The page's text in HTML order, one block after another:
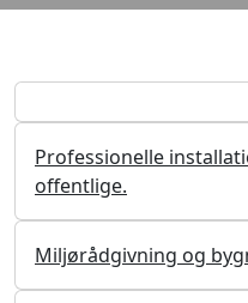
Professionelle
offentlige.
Miljørådgivning og